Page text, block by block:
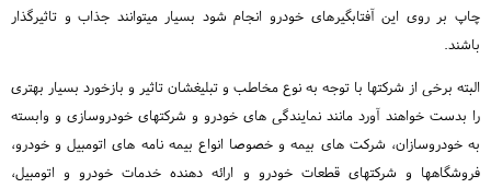
چاپ بر روی این آفتابگیرهای خودرو انجام شود بسیار میتوانند جذاب و تاثیرگذار
باشند.
البته برخی از شرکتها با توجه به نوع مخاطب و تبلیغشان تاثیر و بازخورد بسیار بهتری
را بدست خواهند آورد مانند نمایندگی های خودرو و شرکتهای خودروسازی و وابسته
به خودروسازان، شرکت های بیمه و خصوصا انواع بیمه نامه های اتومبیل و خودرو،
فروشگاهها و شرکتهای قطعات خودرو و ارائه دهنده خدمات خودرو و اتومبیل،